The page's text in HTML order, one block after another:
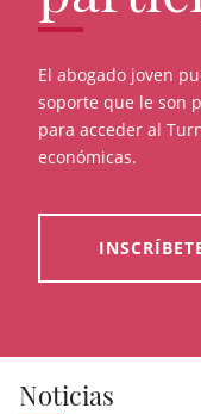
El abogado joven
soporte que le son
para acceder al
económicas.
Noticias